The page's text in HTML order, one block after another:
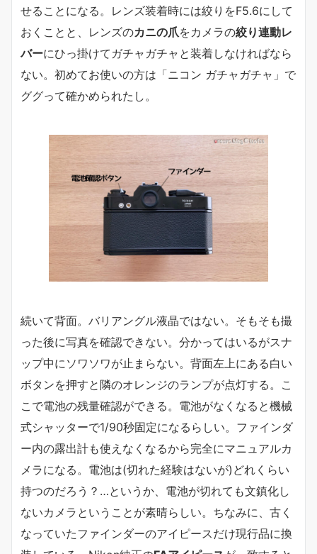
せることになる。レンズ装着時には絞りをF5.6にして
おくことと、レンズのカニの爪をカメラの絞り連動レ
バーにひっ掛けてガチャガチャと装着しなければなら
ない。初めてお使いの方は「ニコン ガチャガチャ」で
ググって確かめられたし。
続いて背面。バリアングル液晶ではない。そもそも撮
った後に写真を確認できない。分かってはいるがスナ
ップ中にソワソワが止まらない。背面左上にある白い
ボタンを押すと隣のオレンジのランプが点灯する。こ
こで電池の残量確認ができる。電池がなくなると機械
式シャッターで1/90秒固定になるらしい。ファインダ
ー内の露出計も使えなくなるから完全にマニュアルカ
メラになる。電池は(切れた経験はないが)どれくらい
持つのだろう？…というか、電池が切れても文鎮化し
ないカメラということが素晴らしい。ちなみに、古く
なっていたファインダーのアイピースだけ現行品に換